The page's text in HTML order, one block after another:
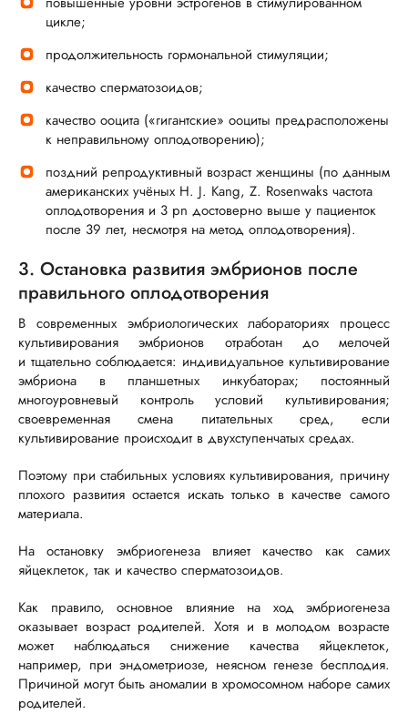
цикле;
продолжительность гормональной стимуляции;
качество сперматозоидов;
качество ооцита («гигантские» ооциты предрасположены
к неправильному оплодотворению);
поздний репродуктивный возраст женщины (по данным
американских учёных H. J. Kang, Z. Rosenwaks частота
оплодотворения и 3 pn достоверно выше у пациенток
после 39 лет, несмотря на метод оплодотворения).
3. Остановка развития эмбрионов после
правильного оплодотворения
В современных эмбриологических лабораториях процесс
культивирования эмбрионов отработан до мелочей
и тщательно соблюдается: индивидуальное культивирование
эмбриона в планшетных инкубаторах; постоянный
многоуровневый контроль условий культивирования;
своевременная смена питательных сред, если
культивирование происходит в двухступенчатых средах.
Поэтому при стабильных условиях культивирования, причину
плохого развития остается искать только в качестве самого
материала.
На остановку эмбриогенеза влияет качество как самих
яйцеклеток, так и качество сперматозоидов.
Как правило, основное влияние на ход эмбриогенеза
оказывает возраст родителей. Хотя и в молодом возрасте
может наблюдаться снижение качества яйцеклеток,
например, при эндометриозе, неясном генезе бесплодия.
Причиной могут быть аномалии в хромосомном наборе самих
родителей.